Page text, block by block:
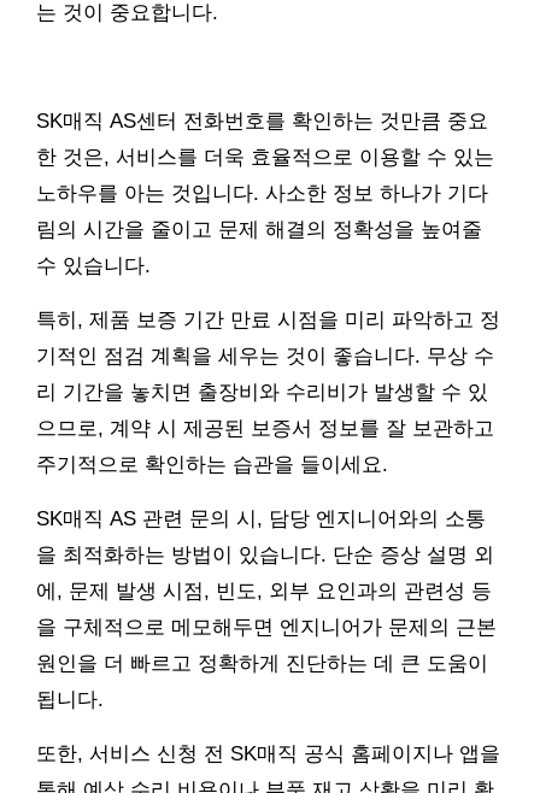
는 것이 중요합니다.
SK매직 AS센터 전화번호를 확인하는 것만큼 중요
한 것은, 서비스를 더욱 효율적으로 이용할 수 있는
노하우를 아는 것입니다. 사소한 정보 하나가 기다
림의 시간을 줄이고 문제 해결의 정확성을 높여줄
수 있습니다.
특히, 제품 보증 기간 만료 시점을 미리 파악하고 정
기적인 점검 계획을 세우는 것이 좋습니다. 무상 수
리 기간을 놓치면 출장비와 수리비가 발생할 수 있
으므로, 계약 시 제공된 보증서 정보를 잘 보관하고
주기적으로 확인하는 습관을 들이세요.
SK매직 AS 관련 문의 시, 담당 엔지니어와의 소통
을 최적화하는 방법이 있습니다. 단순 증상 설명 외
에, 문제 발생 시점, 빈도, 외부 요인과의 관련성 등
을 구체적으로 메모해두면 엔지니어가 문제의 근본
원인을 더 빠르고 정확하게 진단하는 데 큰 도움이
됩니다.
또한, 서비스 신청 전 SK매직 공식 홈페이지나 앱을